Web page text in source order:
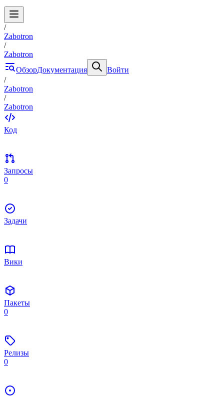
/
Zabotron
/
Zabotron
ОбзорДокументация
Войти
/
Zabotron
/
Zabotron
Код
Запросы
0
Задачи
Вики
Пакеты
0
Релизы
0